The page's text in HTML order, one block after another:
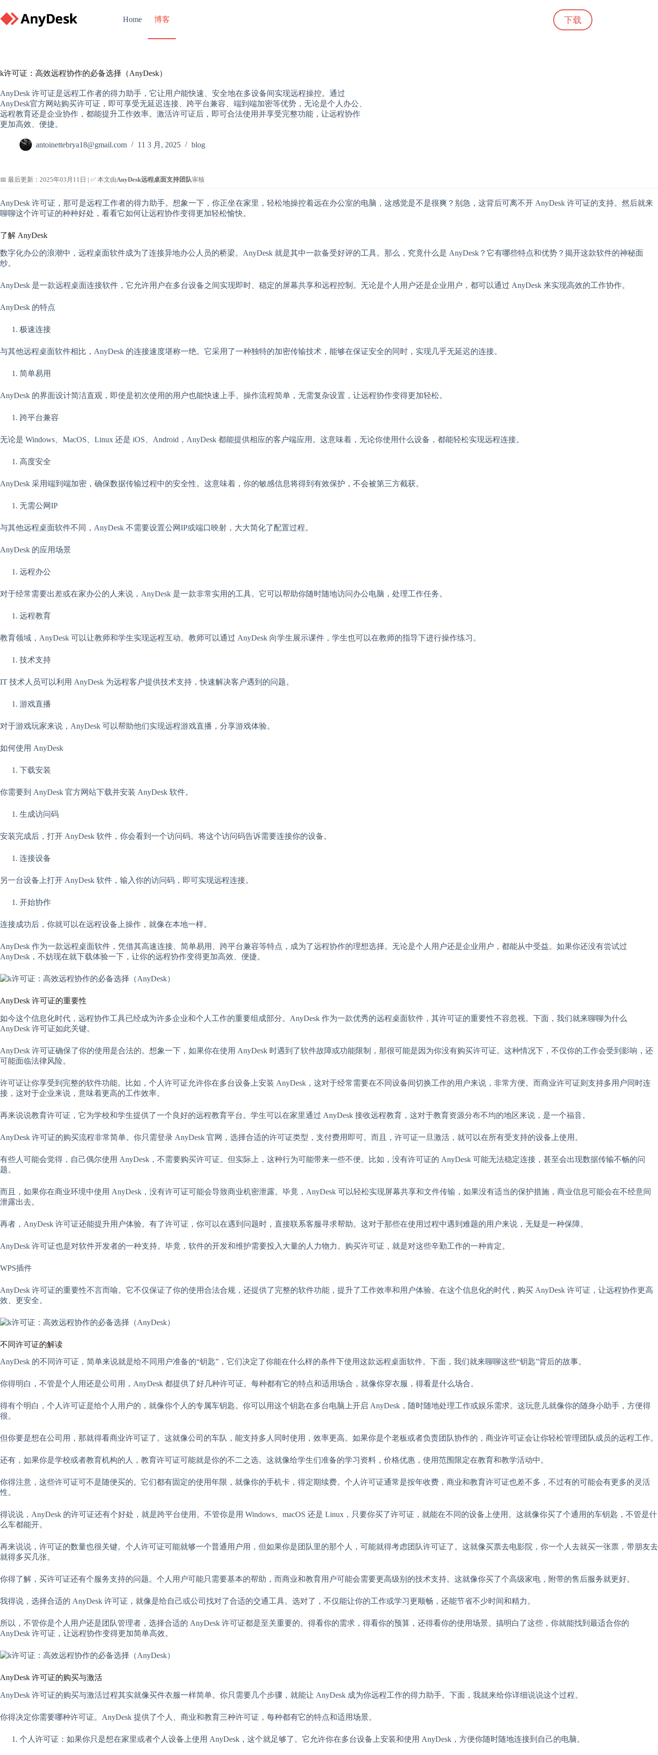
to
content
Home 博客 下载
k许可证：高效远程协作的必备选择（AnyDesk）
AnyDesk 许可证是远程工作者的得力助手，它让用户能快速、安全地在多设备间实现远程操控。通过
AnyDesk官方网站购买许可证，即可享受无延迟连接、跨平台兼容、端到端加密等优势，无论是个人办公、
远程教育还是企业协作，都能提升工作效率。激活许可证后，即可合法使用并享受完整功能，让远程协作
更加高效、便捷。
antoinettebrya18@gmail.com 11 3 月, 2025 blog
📅 最后更新：2025年03月11日 | ✅ 本文由AnyDesk远程桌面支持团队审核
AnyDesk 许可证，那可是远程工作者的得力助手。想象一下，你正坐在家里，轻松地操控着远在办公室的电脑，这感觉是不是很爽？别急，这背后可离不开 AnyDesk 许可证的支持。然后就来
聊聊这个许可证的种种好处，看看它如何让远程协作变得更加轻松愉快。
了解 AnyDesk
数字化办公的浪潮中，远程桌面软件成为了连接异地办公人员的桥梁。AnyDesk 就是其中一款备受好评的工具。那么，究竟什么是 AnyDesk？它有哪些特点和优势？揭开这款软件的神秘面
纱。
AnyDesk 是一款远程桌面连接软件，它允许用户在多台设备之间实现即时、稳定的屏幕共享和远程控制。无论是个人用户还是企业用户，都可以通过 AnyDesk 来实现高效的工作协作。
AnyDesk 的特点
极速连接
与其他远程桌面软件相比，AnyDesk 的连接速度堪称一绝。它采用了一种独特的加密传输技术，能够在保证安全的同时，实现几乎无延迟的连接。
简单易用
AnyDesk 的界面设计简洁直观，即使是初次使用的用户也能快速上手。操作流程简单，无需复杂设置，让远程协作变得更加轻松。
跨平台兼容
无论是 Windows、MacOS、Linux 还是 iOS、Android，AnyDesk 都能提供相应的客户端应用。这意味着，无论你使用什么设备，都能轻松实现远程连接。
高度安全
AnyDesk 采用端到端加密，确保数据传输过程中的安全性。这意味着，你的敏感信息将得到有效保护，不会被第三方截获。
无需公网IP
与其他远程桌面软件不同，AnyDesk 不需要设置公网IP或端口映射，大大简化了配置过程。
AnyDesk 的应用场景
远程办公
对于经常需要出差或在家办公的人来说，AnyDesk 是一款非常实用的工具。它可以帮助你随时随地访问办公电脑，处理工作任务。
远程教育
教育领域，AnyDesk 可以让教师和学生实现远程互动。教师可以通过 AnyDesk 向学生展示课件，学生也可以在教师的指导下进行操作练习。
技术支持
IT 技术人员可以利用 AnyDesk 为远程客户提供技术支持，快速解决客户遇到的问题。
游戏直播
对于游戏玩家来说，AnyDesk 可以帮助他们实现远程游戏直播，分享游戏体验。
如何使用 AnyDesk
下载安装
你需要到 AnyDesk 官方网站下载并安装 AnyDesk 软件。
生成访问码
安装完成后，打开 AnyDesk 软件，你会看到一个访问码。将这个访问码告诉需要连接你的设备。
连接设备
另一台设备上打开 AnyDesk 软件，输入你的访问码，即可实现远程连接。
开始协作
连接成功后，你就可以在远程设备上操作，就像在本地一样。
AnyDesk 作为一款远程桌面软件，凭借其高速连接、简单易用、跨平台兼容等特点，成为了远程协作的理想选择。无论是个人用户还是企业用户，都能从中受益。如果你还没有尝试过
AnyDesk，不妨现在就下载体验一下，让你的远程协作变得更加高效、便捷。
AnyDesk 许可证的重要性
如今这个信息化时代，远程协作工具已经成为许多企业和个人工作的重要组成部分。AnyDesk 作为一款优秀的远程桌面软件，其许可证的重要性不容忽视。下面，我们就来聊聊为什么
AnyDesk 许可证如此关键。
AnyDesk 许可证确保了你的使用是合法的。想象一下，如果你在使用 AnyDesk 时遇到了软件故障或功能限制，那很可能是因为你没有购买许可证。这种情况下，不仅你的工作会受到影响，还
可能面临法律风险。
许可证让你享受到完整的软件功能。比如，个人许可证允许你在多台设备上安装 AnyDesk，这对于经常需要在不同设备间切换工作的用户来说，非常方便。而商业许可证则支持多用户同时连
接，这对于企业来说，意味着更高的工作效率。
再来说说教育许可证，它为学校和学生提供了一个良好的远程教育平台。学生可以在家里通过 AnyDesk 接收远程教育，这对于教育资源分布不均的地区来说，是一个福音。
AnyDesk 许可证的购买流程非常简单。你只需登录 AnyDesk 官网，选择合适的许可证类型，支付费用即可。而且，许可证一旦激活，就可以在所有受支持的设备上使用。
有些人可能会觉得，自己偶尔使用 AnyDesk，不需要购买许可证。但实际上，这种行为可能带来一些不便。比如，没有许可证的 AnyDesk 可能无法稳定连接，甚至会出现数据传输不畅的问
题。
而且，如果你在商业环境中使用 AnyDesk，没有许可证可能会导致商业机密泄露。毕竟，AnyDesk 可以轻松实现屏幕共享和文件传输，如果没有适当的保护措施，商业信息可能会在不经意间
泄露出去。
再者，AnyDesk 许可证还能提升用户体验。有了许可证，你可以在遇到问题时，直接联系客服寻求帮助。这对于那些在使用过程中遇到难题的用户来说，无疑是一种保障。
AnyDesk 许可证也是对软件开发者的一种支持。毕竟，软件的开发和维护需要投入大量的人力物力。购买许可证，就是对这些辛勤工作的一种肯定。
WPS插件
AnyDesk 许可证的重要性不言而喻。它不仅保证了你的使用合法合规，还提供了完整的软件功能，提升了工作效率和用户体验。在这个信息化的时代，购买 AnyDesk 许可证，让远程协作更高
效、更安全。
不同许可证的解读
AnyDesk 的不同许可证，简单来说就是给不同用户准备的“钥匙”，它们决定了你能在什么样的条件下使用这款远程桌面软件。下面，我们就来聊聊这些“钥匙”背后的故事。
你得明白，不管是个人用还是公司用，AnyDesk 都提供了好几种许可证。每种都有它的特点和适用场合，就像你穿衣服，得看是什么场合。
得有个明白，个人许可证是给个人用户的，就像你个人的专属车钥匙。你可以用这个钥匙在多台电脑上开启 AnyDesk，随时随地处理工作或娱乐需求。这玩意儿就像你的随身小助手，方便得
很。
但你要是想在公司用，那就得看商业许可证了。这就像公司的车队，能支持多人同时使用，效率更高。如果你是个老板或者负责团队协作的，商业许可证会让你轻松管理团队成员的远程工作。
还有，如果你是学校或者教育机构的人，教育许可证可能就是你的不二之选。这就像给学生们准备的学习资料，价格优惠，使用范围限定在教育和教学活动中。
你得注意，这些许可证可不是随便买的。它们都有固定的使用年限，就像你的手机卡，得定期续费。个人许可证通常是按年收费，商业和教育许可证也差不多，不过有的可能会有更多的灵活
性。
得说说，AnyDesk 的许可证还有个好处，就是跨平台使用。不管你是用 Windows、macOS 还是 Linux，只要你买了许可证，就能在不同的设备上使用。这就像你买了个通用的车钥匙，不管是什
么车都能开。
再来说说，许可证的数量也很关键。个人许可证可能就够一个普通用户用，但如果你是团队里的那个人，可能就得考虑团队许可证了。这就像买票去电影院，你一个人去就买一张票，带朋友去
就得多买几张。
你得了解，买许可证还有个服务支持的问题。个人用户可能只需要基本的帮助，而商业和教育用户可能会需要更高级别的技术支持。这就像你买了个高级家电，附带的售后服务就更好。
我得说，选择合适的 AnyDesk 许可证，就像是给自己或公司找对了合适的交通工具。选对了，不仅能让你的工作或学习更顺畅，还能节省不少时间和精力。
所以，不管你是个人用户还是团队管理者，选择合适的 AnyDesk 许可证都是至关重要的。得看你的需求，得看你的预算，还得看你的使用场景。搞明白了这些，你就能找到最适合你的
AnyDesk 许可证，让远程协作变得更加简单高效。
AnyDesk 许可证的购买与激活
AnyDesk 许可证的购买与激活过程其实就像买件衣服一样简单。你只需要几个步骤，就能让 AnyDesk 成为你远程工作的得力助手。下面，我就来给你详细说说这个过程。
你得决定你需要哪种许可证。AnyDesk 提供了个人、商业和教育三种许可证，每种都有它的特点和适用场景。
个人许可证：如果你只是想在家里或者个人设备上使用 AnyDesk，这个就足够了。它允许你在多台设备上安装和使用 AnyDesk，方便你随时随地连接到自己的电脑。